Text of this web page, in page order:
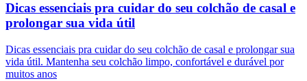
Dicas essenciais pra cuidar do seu colchão de casal e
prolongar sua vida útil
Dicas essenciais pra cuidar do seu colchão de casal e prolongar sua
vida útil. Mantenha seu colchão limpo, confortável e durável por
muitos anos